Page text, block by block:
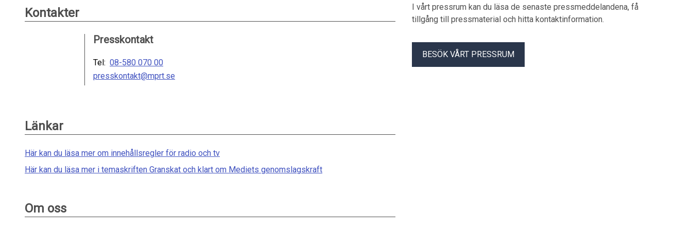
Kontakter
Presskontakt
Tel: 08-580 070 00
presskontakt@mprt.se
Länkar
Här kan du läsa mer om innehållsregler för radio och tv
Här kan du läsa mer i temaskriften Granskat och klart om Mediets genomslagskraft
Om oss
I vårt pressrum kan du läsa de senaste pressmeddelandena, få
tillgång till pressmaterial och hitta kontaktinformation.
BESÖK VÅRT PRESSRUM